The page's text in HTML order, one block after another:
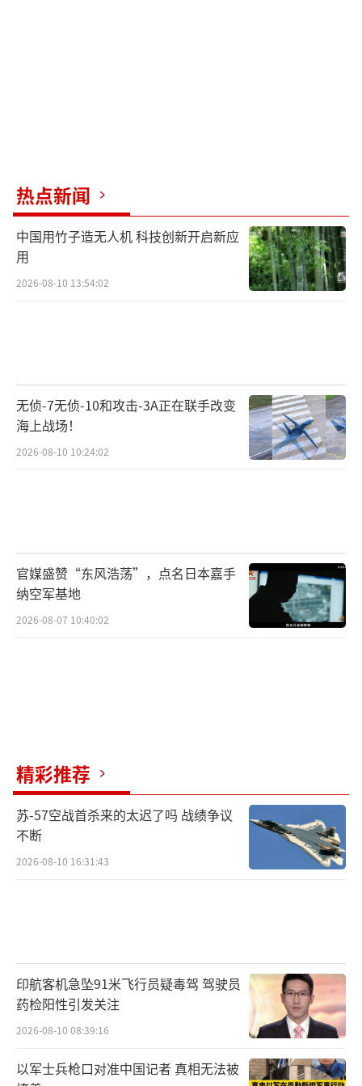
热点新闻
中国用竹子造无人机 科技创新开启新应
用
2026-08-10 13:54:02
无侦-7无侦-10和攻击-3A正在联手改变
海上战场！
2026-08-10 10:24:02
官媒盛赞“东风浩荡”，点名日本嘉手
纳空军基地
2026-08-07 10:40:02
精彩推荐
苏-57空战首杀来的太迟了吗 战绩争议
不断
2026-08-10 16:31:43
印航客机急坠91米飞行员疑毒驾 驾驶员
药检阳性引发关注
2026-08-10 08:39:16
以军士兵枪口对准中国记者 真相无法被